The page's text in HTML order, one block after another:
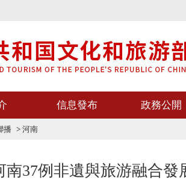
信息發布 政務公開
播 > 河南
南37例非遺與旅游融合發